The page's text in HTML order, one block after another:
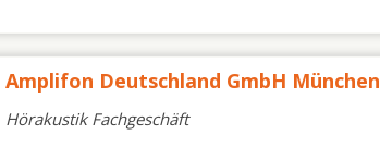
Amplifon Deutschland GmbH München
Hörakustik Fachgeschäft